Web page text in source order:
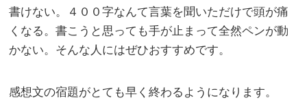
書けない。４００字なんて言葉を聞いただけで頭が痛
くなる。書こうと思っても手が止まって全然ペンが動
かない。そんな人にはぜひおすすめです。
感想文の宿題がとても早く終わるようになります。